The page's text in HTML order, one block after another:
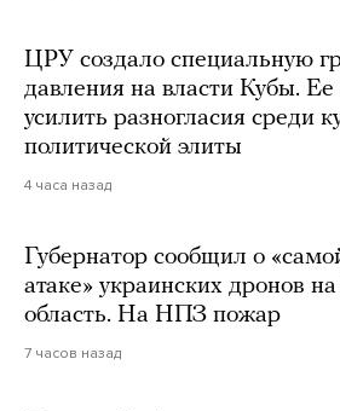
ЦРУ создало специальную
давления на власти Кубы.
усилить разногласия среди
политической элиты
4 часа назад
Губернатор сообщил о
атаке» украинских дронов
область. На НПЗ пожар
7 часов назад